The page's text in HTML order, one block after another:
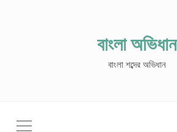
বাংলা অভিধান
বাংলা শব্দের অভিধান